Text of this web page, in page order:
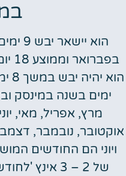
מרץ, אפריל, מאי,
אוקטובר, נובמבר,
ויוני הם החודשים